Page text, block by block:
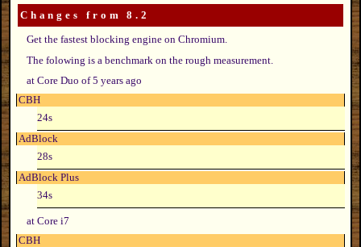
Changes from 8.2
Get the fastest blocking engine on Chromium.
The folowing is a benchmark on the rough measurement.
at Core Duo of 5 years ago
CBH
24s
AdBlock
28s
AdBlock Plus
34s
at Core i7
CBH